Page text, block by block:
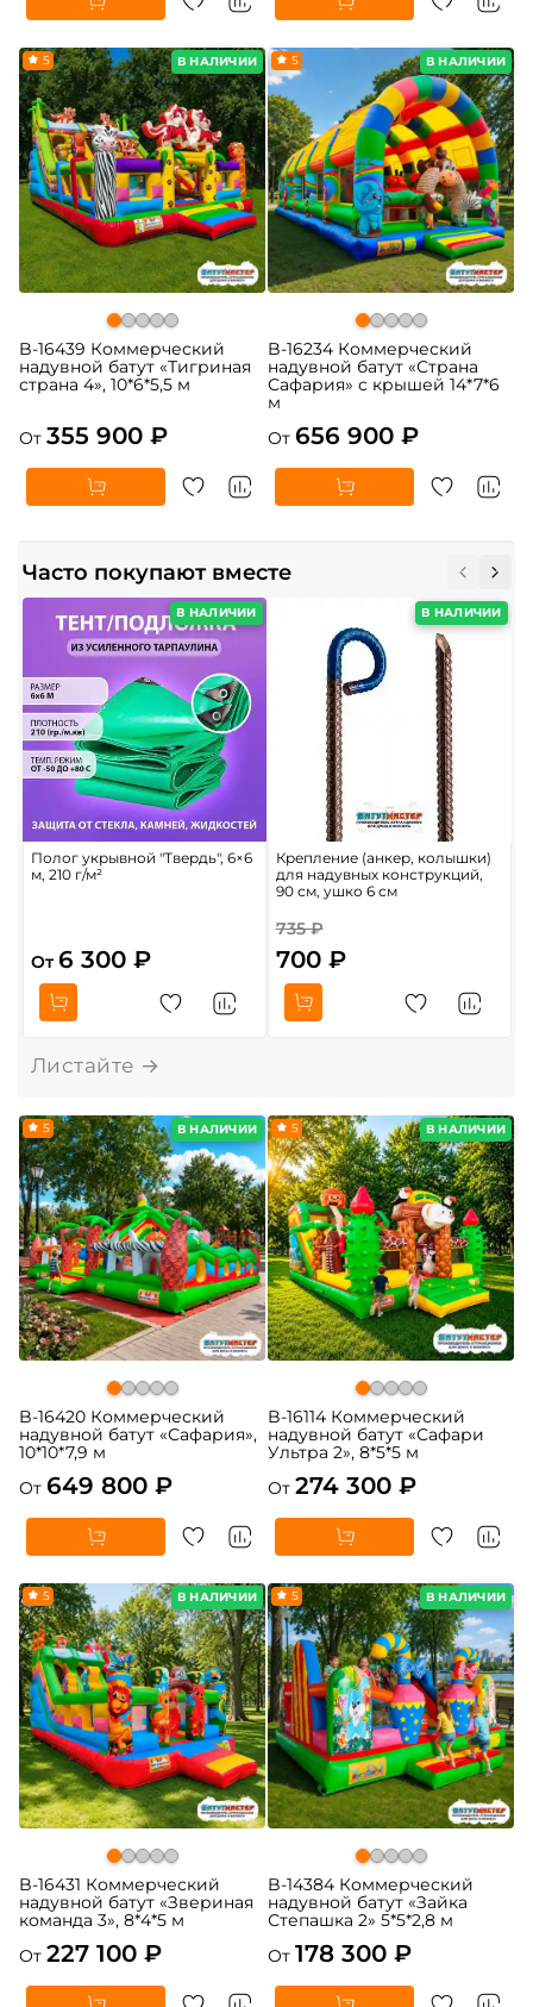
В НАЛИЧИИ
5
B-16439 Коммерческий
надувной батут «Тигриная
страна 4», 10*6*5,5 м
От 355 900 ₽
В НАЛИЧИИ
5
B-16234 Коммерческий
надувной батут «Страна
Сафария» с крышей 14*7*6
м
От 656 900 ₽
Часто покупают вместе
В НАЛИЧИИ
Полог укрывной "Твердь", 6×6
м, 210 г/м²
От 6 300 ₽
В НАЛИЧИИ
Крепление (анкер, колышки)
для надувных конструкций,
90 см, ушко 6 см
735 ₽
700 ₽
В НАЛИЧИИ
5
B-16420 Коммерческий
надувной батут «Сафария»,
10*10*7,9 м
От 649 800 ₽
В НАЛИЧИИ
5
B-16114 Коммерческий
надувной батут «Сафари
Ультра 2», 8*5*5 м
От 274 300 ₽
В НАЛИЧИИ
5
B-16431 Коммерческий
надувной батут «Звериная
команда 3», 8*4*5 м
От 227 100 ₽
В НАЛИЧИИ
5
B-14384 Коммерческий
надувной батут «Зайка
Степашка 2» 5*5*2,8 м
От 178 300 ₽